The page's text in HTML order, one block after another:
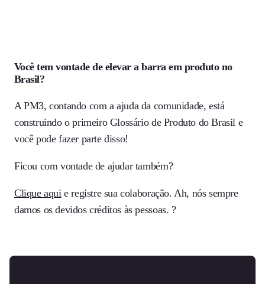
Você tem vontade de elevar a barra em produto no
Brasil?
A PM3, contando com a ajuda da comunidade, está
construindo o primeiro Glossário de Produto do Brasil e
você pode fazer parte disso!
Ficou com vontade de ajudar também?
Clique aqui e registre sua colaboração. Ah, nós sempre
damos os devidos créditos às pessoas. ?